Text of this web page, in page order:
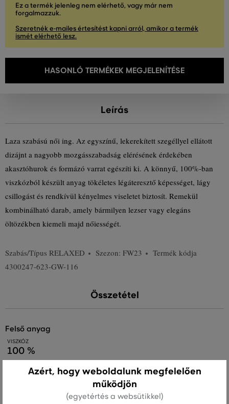
Ez a termék jelenleg nem elérhető, vagy már nem
forgalmazzuk.
Szeretnék e-mailes értesítést kapni arról, amikor a termék
ismét elérhető lesz.
HASONLÓ TERMÉKEK MEGJELENÍTÉSE
Leírás
Laza szabású női ing. Az egyszínű, lekerekített szegéllyel ellátott
dizájnt a nagyobb mozgásszabadság elérésének érdekében
akasztóhurok és formázó varrat egészíti ki. A könnyű, 100%-ban
viszkózból készült anyag tökéletes légáteresztő képességet, lágy
csillogást és rendkívül kényelmes viseletet biztosít. Remekül
kombinálható darab, amely bármilyen lezser vagy elegáns
öltözékben kiemeli majd nőiességét.
Szabás/Típus RELAXED Szezon: FW23
Termék kódja
4300247-623-GW-116
Összetétel
felső anyag
VISZKÓZ
100 %
Kezelési útmutató
Azért, hogy weboldalunk megfelelően
működjön
(egyetértés a websütikkel)